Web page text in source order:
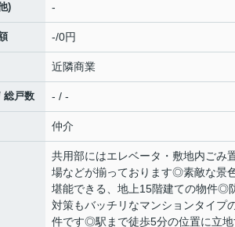
) -
-/0円
近隣商業
総戸数 - / -
仲介
共用部にはエレベータ・敷地内ごみ
場などが揃っております◎素敵な景
堪能できる、地上15階建ての物件◎
対策もバッチリなマンションタイプ
件です◎駅まで徒歩5分の位置に立地